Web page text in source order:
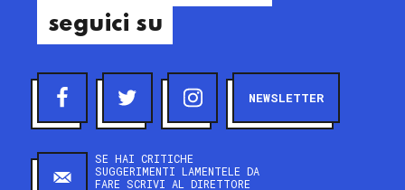
seguici su
NEWSLETTER
SE HAI CRITICHE
SUGGERIMENTI LAMENTELE DA
FARE SCRIVI AL DIRETTORE